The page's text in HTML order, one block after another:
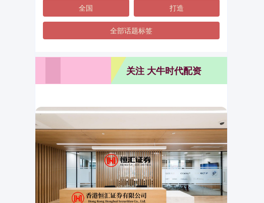
全国 打造
全部话题标签
关注 大牛时代配资